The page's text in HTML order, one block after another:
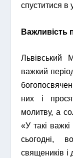
спуститися в
Важливість
Львівський
важкий
них і
молитву, а
«У такі
сьогодні,
священиків